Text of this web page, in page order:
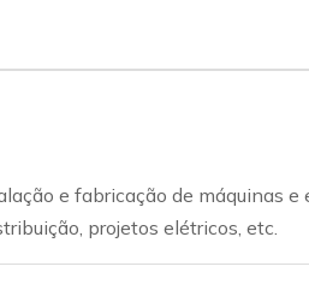
e fabricação de máquinas e
projetos elétricos, etc.